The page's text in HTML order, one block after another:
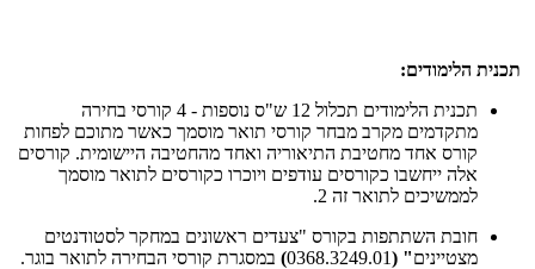
תכנית הלימודים:
תכנית הלימודים תכלול 12 ש"ס נוספות - 4 קורסי בחירה
מתקדמים מקרב מבחר קורסי תואר מוסמך כאשר מתוכם לפחות
קורס אחד מחטיבת התיאוריה ואחד מהחטיבה היישומית. קורסים
אלה ייחשבו כקורסים עודפים ויוכרו כקורסים לתואר מוסמך
לממשיכים לתואר זה 2.
חובת השתתפות בקורס "צעדים ראשונים במחקר לסטודנטים
מצטיינים" (
0368.3249.01
) במסגרת קורסי הבחירה לתואר בוגר.